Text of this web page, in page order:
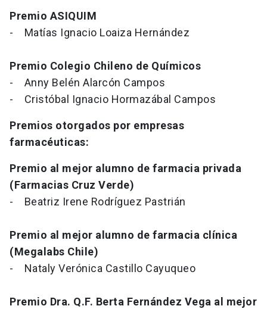
Premio ASIQUIM
- Matías Ignacio Loaiza Hernández
Premio Colegio Chileno de Químicos
- Anny Belén Alarcón Campos
- Cristóbal Ignacio Hormazábal Campos
Premios otorgados por empresas
farmacéuticas:
Premio al mejor alumno de farmacia privada
(Farmacias Cruz Verde)
- Beatriz Irene Rodríguez Pastrián
Premio al mejor alumno de farmacia clínica
(Megalabs Chile)
- Nataly Verónica Castillo Cayuqueo
Premio Dra. Q.F. Berta Fernández Vega al mejor